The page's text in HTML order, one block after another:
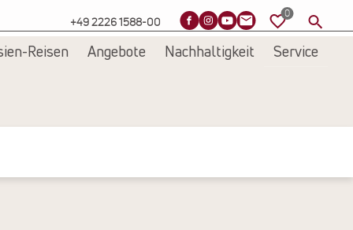
+49 2226 1588-00
Reisen Angebote Nachhaltigkeit Service